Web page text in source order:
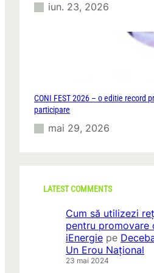
iun. 23, 2026
CONI FEST 2026 – o editie record
participare
mai 29, 2026
LATEST COMMENTS
Cum să utilizezi
pentru promovare
iEnergie pe
Un Erou Național
23 mai 2024